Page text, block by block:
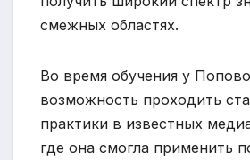
смежных областях.
Во время обучения у
возможность проходить
практики в известных
где она смогла применить